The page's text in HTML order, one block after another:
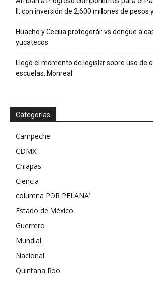
II, con inversión de 2,600 millones de pesos
Huacho y Cecilia protegerán vs dengue a
yucatecos
Llegó el momento de legislar sobre uso de
escuelas: Monreal
Categorías
Campeche
CDMX
Chiapas
Ciencia
columna POR PELANA’
Estado de México
Guerrero
Mundial
Nacional
Quintana Roo